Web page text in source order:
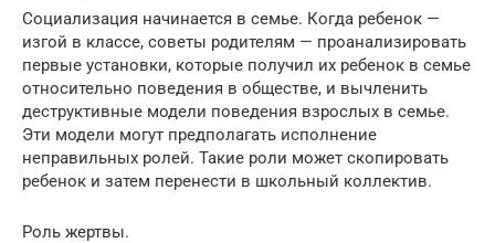
Социализация начинается в семье. Когда ребенок —
изгой в классе, советы родителям — проанализировать
первые установки, которые получил их ребенок в семье
относительно поведения в обществе, и вычленить
деструктивные модели поведения взрослых в семье.
Эти модели могут предполагать исполнение
неправильных ролей. Такие роли может скопировать
ребенок и затем перенести в школьный коллектив.
Роль жертвы.